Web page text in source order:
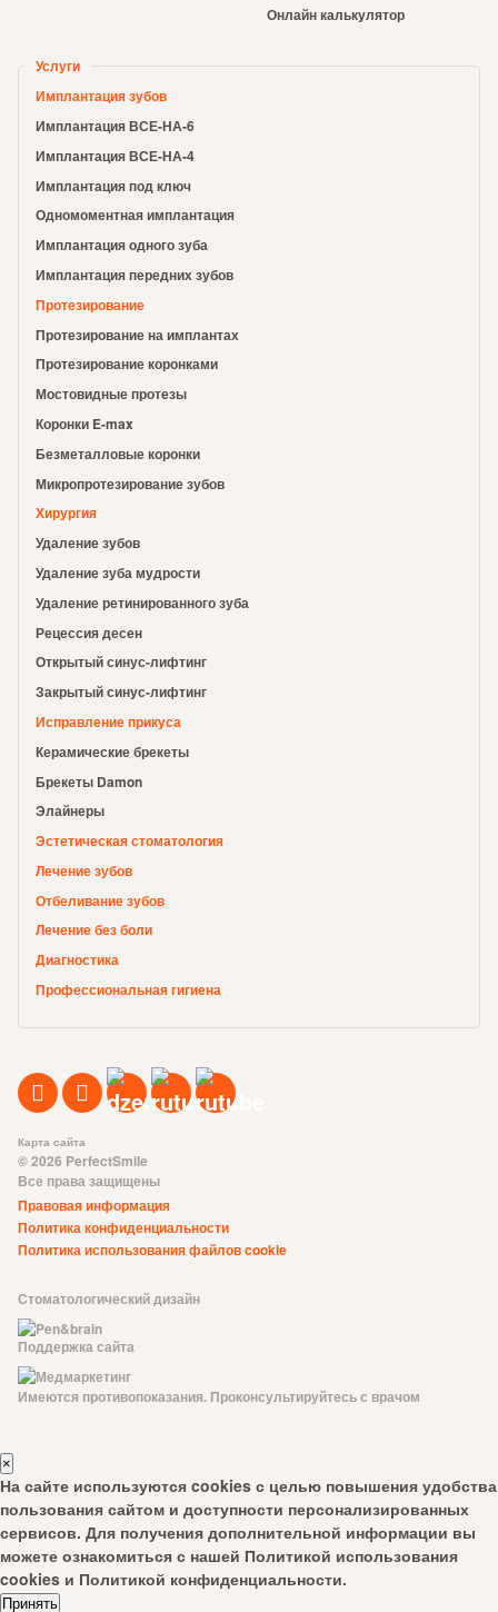
Онлайн калькулятор
Услуги
Имплантация зубов
Имплантация ВСЕ-НА-6
Имплантация ВСЕ-НА-4
Имплантация под ключ
Одномоментная имплантация
Имплантация одного зуба
Имплантация передних зубов
Протезирование
Протезирование на имплантах
Протезирование коронками
Мостовидные протезы
Коронки E-max
Безметалловые коронки
Микропротезирование зубов
Хирургия
Удаление зубов
Удаление зуба мудрости
Удаление ретинированного зуба
Рецессия десен
Открытый синус-лифтинг
Закрытый синус-лифтинг
Исправление прикуса
Керамические брекеты
Брекеты Damon
Элайнеры
Эстетическая стоматология
Лечение зубов
Отбеливание зубов
Лечение без боли
Диагностика
Профессиональная гигиена
Карта сайта
© 2026 PerfectSmile
Все права защищены
Правовая информация
Политика конфиденциальности
Политика использования файлов cookie
Стоматологический дизайн
Поддержка сайта
Имеются противопоказания. Проконсультируйтесь с врачом
×
На сайте используются cookies с целью повышения удобства
пользования сайтом и доступности персонализированных
сервисов. Для получения дополнительной информации вы
можете ознакомиться с нашей Политикой использования
cookies и Политикой конфиденциальности.
Принять